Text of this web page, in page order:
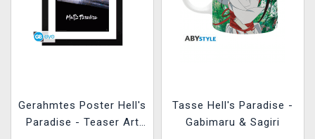
Gerahmtes Poster Hell's
Paradise - Teaser Art
Tasse Hell's Paradise -
Gabimaru & Sagiri